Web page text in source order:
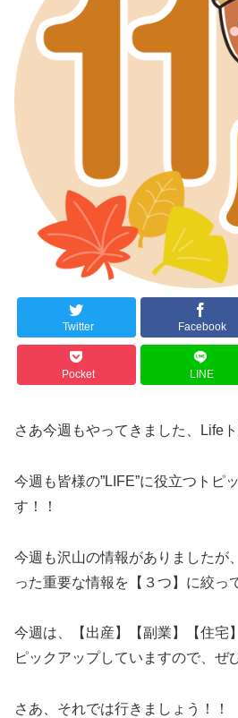
Twitter Facebook
Pocket LINE
さあ今週もやってきました、Lifeト
今週も皆様の”LIFE”に役立つトピ
す！！
今週も沢山の情報がありましたが
った重要な情報を【３つ】に絞っ
今週は、【出産】【副業】【住宅
ピックアップしていますので、
さあ、それでは行きましょう！！